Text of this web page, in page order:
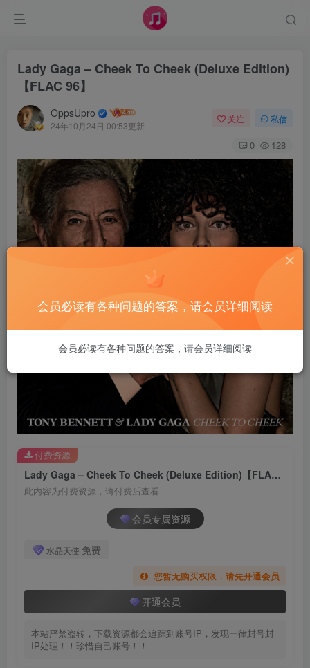
Lady Gaga – Cheek To Cheek (Deluxe Edition)
【FLAC 96】
OppsUpro
24年10月24日 00:53更新
关注 私信
0 128
Lady Gaga – Cheek To Cheek (Deluxe Edition)【FLAC 96】
此内容为付费资源，请付费后查看
会员专属资源
水晶天使 免费
您暂无购买权限，请先开通会员
开通会员
本站严禁盗转，下载资源都会追踪到账号IP，发现一律封号封
IP处理！！珍惜自己账号！！
付费资源
会员必读有各种问题的答案，请会员详细阅读
会员必读有各种问题的答案，请会员详细阅读